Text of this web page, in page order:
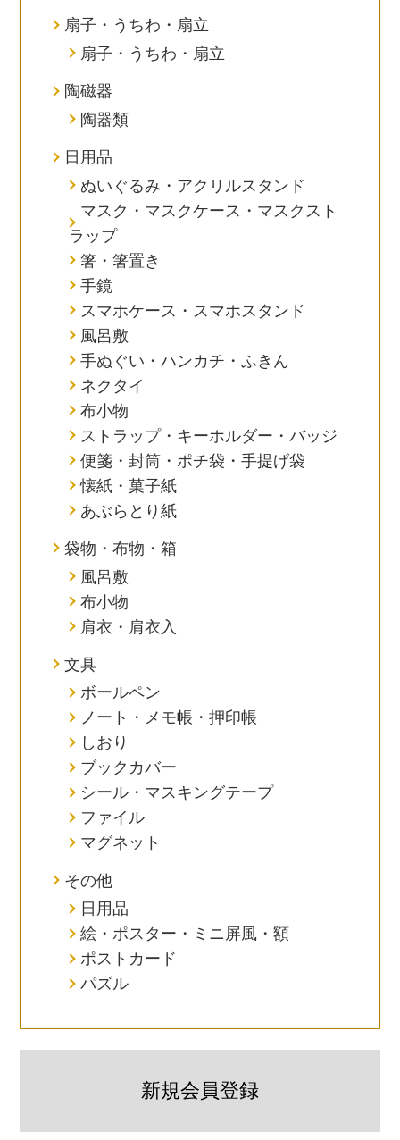
扇子・うちわ・扇立
扇子・うちわ・扇立
陶磁器
陶器類
日用品
ぬいぐるみ・アクリルスタンド
マスク・マスクケース・マスクスト
ラップ
箸・箸置き
手鏡
スマホケース・スマホスタンド
風呂敷
手ぬぐい・ハンカチ・ふきん
ネクタイ
布小物
ストラップ・キーホルダー・バッジ
便箋・封筒・ポチ袋・手提げ袋
懐紙・菓子紙
あぶらとり紙
袋物・布物・箱
風呂敷
布小物
肩衣・肩衣入
文具
ボールペン
ノート・メモ帳・押印帳
しおり
ブックカバー
シール・マスキングテープ
ファイル
マグネット
その他
日用品
絵・ポスター・ミニ屏風・額
ポストカード
パズル
新規会員登録